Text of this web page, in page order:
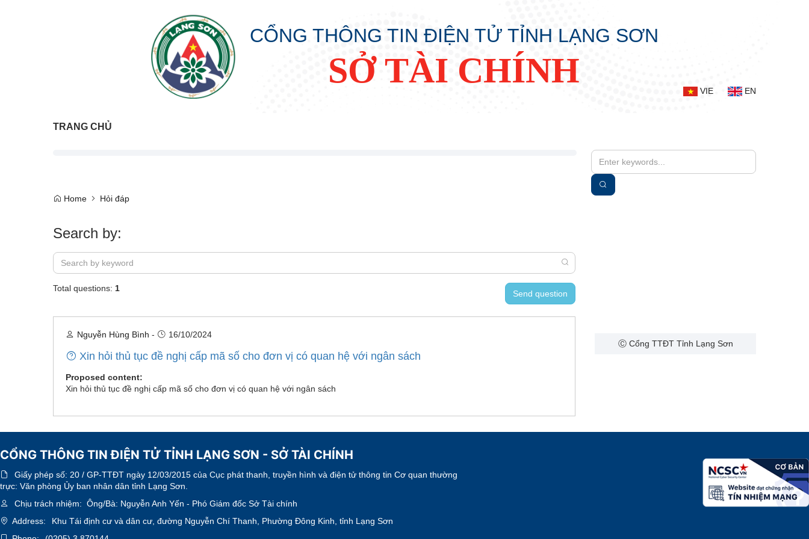
CỔNG THÔNG TIN ĐIỆN TỬ TỈNH LẠNG SƠN
SỞ TÀI CHÍNH
VIE EN
TRANG CHỦ
Home Hỏi đáp
Search by:
Total questions: 1
Send question
Nguyễn Hùng Bình - 16/10/2024
Xin hỏi thủ tục đề nghị cấp mã số cho đơn vị có quan hệ với ngân sách
Proposed content:
Xin hỏi thủ tục đề nghị cấp mã số cho đơn vị có quan hệ với ngân sách
Ⓒ Cổng TTĐT Tỉnh Lạng Sơn
CỔNG THÔNG TIN ĐIỆN TỬ TỈNH LẠNG SƠN - SỞ TÀI CHÍNH
Giấy phép số: 20 / GP-TTĐT ngày 12/03/2015 của Cục phát thanh, truyền hình và điện tử thông tin Cơ quan thường
trực: Văn phòng Ủy ban nhân dân tỉnh Lạng Sơn.
Chịu trách nhiệm: Ông/Bà: Nguyễn Anh Yến - Phó Giám đốc Sở Tài chính
Address:
Khu Tái định cư và dân cư, đường Nguyễn Chí Thanh, Phường Đông Kinh, tỉnh Lạng Sơn